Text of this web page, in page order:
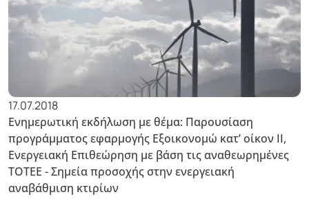
17.07.2018
Ενημερωτική εκδήλωση με θέμα: Παρουσίαση
προγράμματος εφαρμογής Εξοικονομώ κατ’ οίκον ΙΙ,
Ενεργειακή Επιθεώρηση με βάση τις αναθεωρημένες
ΤΟΤΕΕ - Σημεία προσοχής στην ενεργειακή
αναβάθμιση κτιρίων